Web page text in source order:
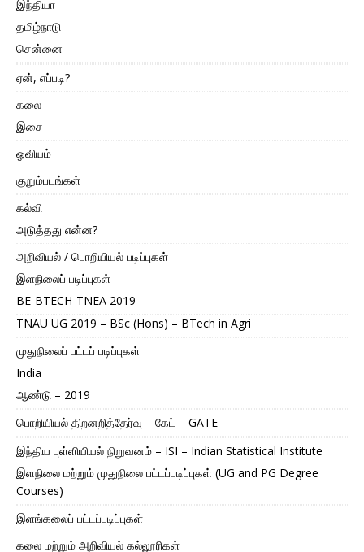
இந்தியா
தமிழ்நாடு
சென்னை
ஏன், எப்படி?
கலை
இசை
ஓவியம்
குறும்படங்கள்
கல்வி
அடுத்தது என்ன?
அறிவியல் / பொறியியல் படிப்புகள்
இளநிலைப் படிப்புகள்
BE-BTECH-TNEA 2019
TNAU UG 2019 – BSc (Hons) – BTech in Agri
முதுநிலைப் பட்டப் படிப்புகள்
India
ஆண்டு – 2019
பொறியியல் திறனறித்தேர்வு – கேட் – GATE
இந்திய புள்ளியியல் நிறுவனம் – ISI – Indian Statistical Institute
இளநிலை மற்றும் முதுநிலை பட்டப்படிப்புகள் (UG and PG Degree
Courses)
இளங்கலைப் பட்டப்படிப்புகள்
கலை மற்றும் அறிவியல் கல்லூரிகள்